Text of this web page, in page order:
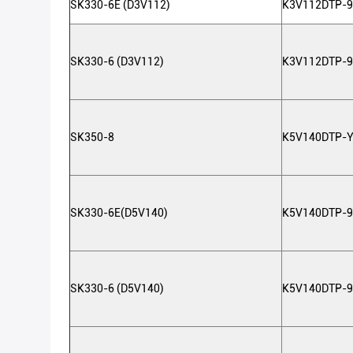
SK330-6E (D3V112) K3V112DTP-
SK330-6 (D3V112) K3V112DTP-
SK350-8 K5V140DTP-
SK330-6E(D5V140) K5V140DTP-
SK330-6 (D5V140) K5V140DTP-